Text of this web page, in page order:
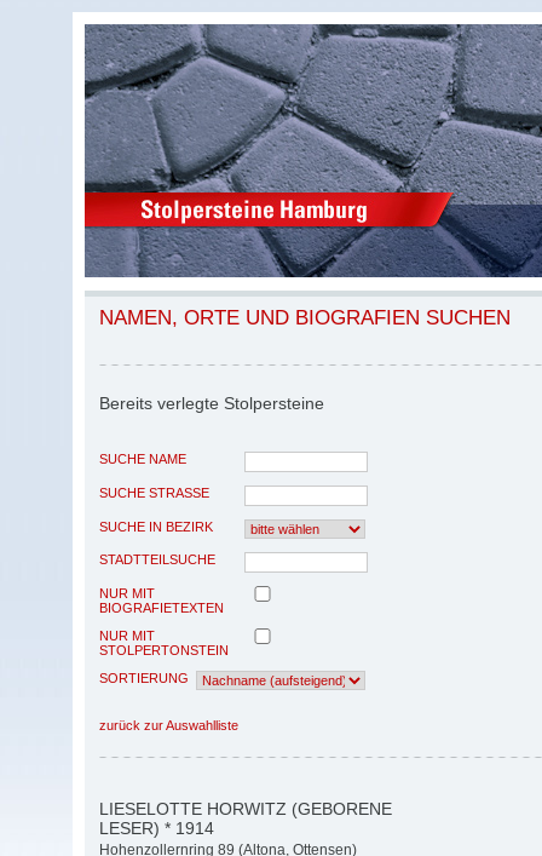
NAMEN, ORTE UND BIOGRAFIEN SUCHEN
Bereits verlegte Stolpersteine
SUCHE NAME
SUCHE STRASSE
SUCHE IN BEZIRK
STADTTEILSUCHE
NUR MIT
BIOGRAFIETEXTEN
NUR MIT
STOLPERTONSTEIN
SORTIERUNG
zurück zur Auswahlliste
LIESELOTTE HORWITZ (GEBORENE
LESER) * 1914
Hohenzollernring 89 (Altona, Ottensen)